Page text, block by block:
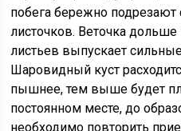
побега бережно подрезают
листочков. Веточка
листьев выпускает
Шаровидный куст
пышнее, тем выше будет
постоянном месте, до
необходимо повторить